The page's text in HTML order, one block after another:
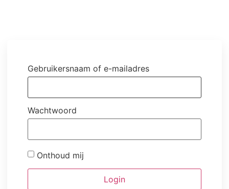
Gebruikersnaam of e-mailadres
Wachtwoord
Onthoud mij
Login